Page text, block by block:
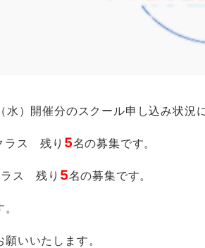
水）開催分のスクール申し込み状況
ラス 残り 5名の募集です。
ス 残り 5名の募集です。
願いいたします。